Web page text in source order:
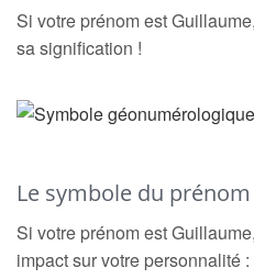
Si votre prénom est
sa signification !
Le symbole du
Si votre prénom est
impact sur votre personnalité :